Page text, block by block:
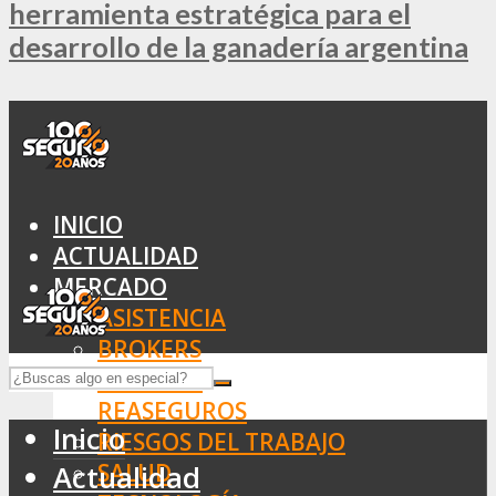
herramienta estratégica para el
desarrollo de la ganadería argentina
INICIO
ACTUALIDAD
MERCADO
ASISTENCIA
BROKERS
SEGUROS
REASEGUROS
RIESGOS DEL TRABAJO
SALUD
Inicio
Actualidad